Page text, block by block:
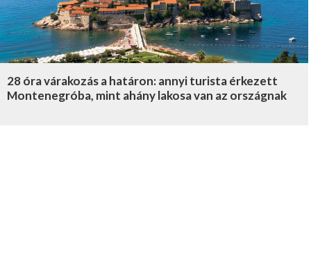
28 óra várakozás a határon: annyi turista érkezett
Montenegróba, mint ahány lakosa van az országnak